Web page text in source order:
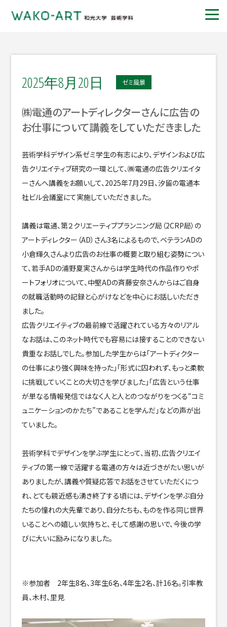
2025年8月20日 ゼミ風景
㈱電通のアートディレクターさんに広告の
お仕事について講義をしていただきました
芸術学科デザイン系ゼミ学生の有志により、デザインおよび広
告クリエイティブ研究の一環として、㈱電通の広告クリエイタ
ーさんへ講義をお願いして、2025年7月29日、汐留の電通本
社ビル会議室にて実施していただきました。
講義は電通、第２クリエーティブプランニング局（2CRP局）の
アートディレクター（AD）さん3名によるもので、ベテランADの
小倉輝久さんより広告のお仕事の概要と取り組む姿勢につい
て、若手ADの浦野夏実さんからは学生時代の作品作りやポ
ートフォリオについて、中堅ADの斉藤安奈さんからはご自身
の就職活動時の記録と心がけなどを中心にお話しいただき
ました。
広告クリエイティブの最前線で活躍されている方々のリアル
なお話は、このネット時代でも容易には接することのできない
貴重なお話しでした。参加した学生からは「アートディクター
の仕事により強く興味を持った」「形式に囚われず、もっと柔軟
に挑戦していくことの大切さを学びました」「広告という仕事
が単なる情報発信ではなく人と人とのつながりをつくる“コミ
ュニケーションのかたち”であることを学んだ」などの声が出
ていました。
芸術学科でデザインを学ぶ学生にとって、当初、広告クリエイ
ティブの第一線で活躍する電通の方々は近づきがたい思いが
ありましたが、講義や質疑応答でお話をさせていただくにつ
れ、とても親近感も湧き終了する頃には、デザインを学ぶ自分
たちの憧れの大先輩であり、自分たちも、ものを作る同じ世界
いることへの嬉しい気持ちと、そして感謝の思いで、今後の学
びに大いに励みになりました。
※参加者 2年生8名、3年生6名、4年生2名、計16名。引率教
員、木村、里見